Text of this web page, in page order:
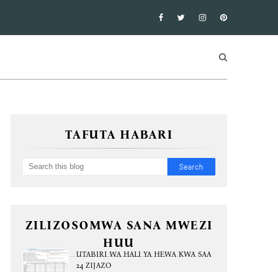
TAFUTA HABARI
ZILIZOSOMWA SANA MWEZI
HUU
UTABIRI WA HALI YA HEWA KWA SAA
24 ZIJAZO